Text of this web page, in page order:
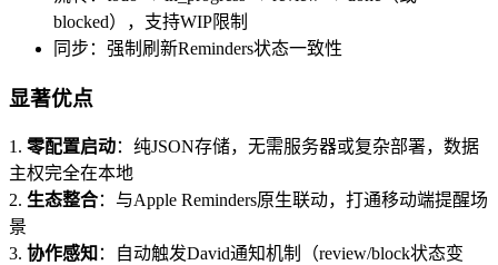
blocked），支持WIP限制
同步：强制刷新Reminders状态一致性
显著优点
1. 零配置启动：纯JSON存储，无需服务器或复杂部署，数据
主权完全在本地
2. 生态整合：与Apple Reminders原生联动，打通移动端提醒场
景
3. 协作感知 ：自动触发David通知机制（review/block状态变